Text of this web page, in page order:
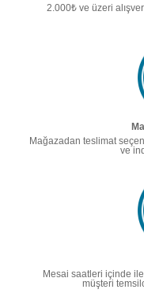
2.000₺ ve üzeri
Mağazadan teslimat
ve
Mesai saatleri içinde
müşteri